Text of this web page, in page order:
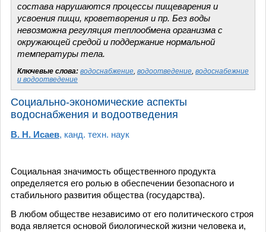
состава нарушаются процессы пищеварения и
усвоения пищи, кроветворения и пр. Без воды
невозможна регуляция теплообмена организма с
окружающей средой и поддержание нормальной
температуры тела.
Ключевые слова: водоснабжение, водоотведение, водоснабежние
и водоотведение
Социально-экономические аспекты
водоснабжения и водоотведения
В. Н. Исаев, канд. техн. наук
Социальная значимость общественного продукта
определяется его ролью в обеспечении безопасного и
стабильного развития общества (государства).
В любом обществе независимо от его политического строя
вода является основой биологической жизни человека и,